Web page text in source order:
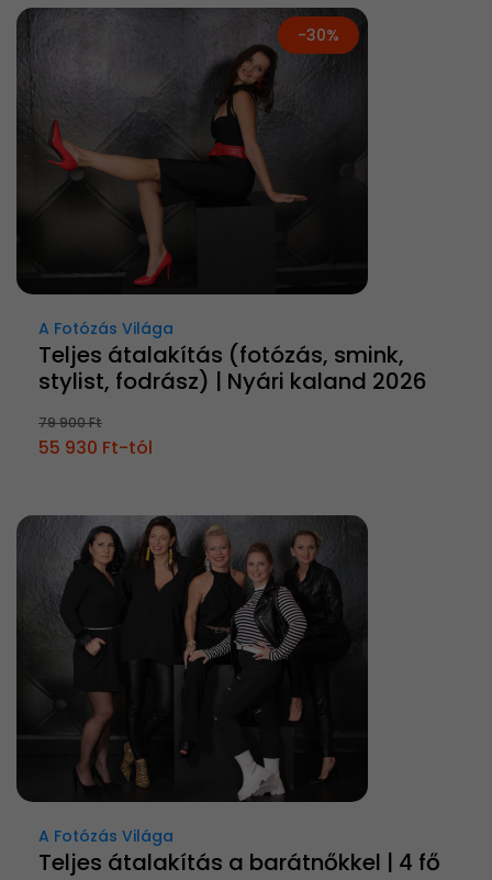
-30%
A Fotózás Világa
Teljes átalakítás (fotózás, smink,
stylist, fodrász) | Nyári kaland 2026
79 900 Ft
55 930 Ft-tól
A Fotózás Világa
Teljes átalakítás a barátnőkkel | 4 fő